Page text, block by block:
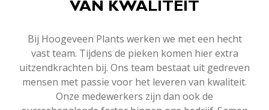
VAN KWALITEIT
Bij Hoogeveen Plants werken we met een hecht
vast team. Tijdens de pieken komen hier extra
uitzendkrachten bij. Ons team bestaat uit gedreven
mensen met passie voor het leveren van kwaliteit.
Onze medewerkers zijn dan ook de